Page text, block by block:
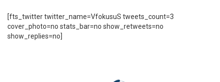
[fts_twitter twitter_name=VfokusuS tweets_count=3
cover_photo=no stats_bar=no show_retweets=no
show_replies=no]